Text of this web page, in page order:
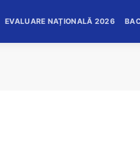
EVALUARE NAȚIONALĂ 2026